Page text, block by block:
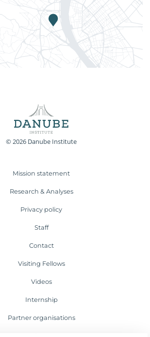
© 2026 Danube Institute
Mission statement
Research & Analyses
Privacy policy
Staff
Contact
Visiting Fellows
Videos
Internship
Partner organisations